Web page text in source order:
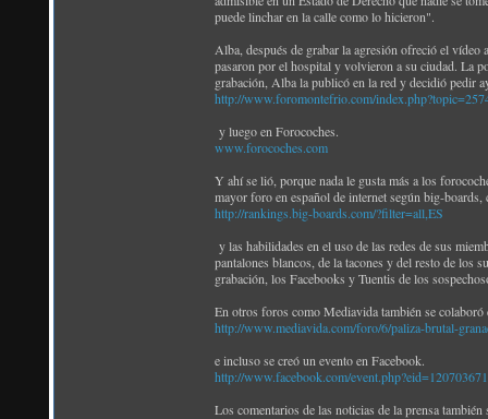
puede linchar en la calle como lo hicieron".
Alba, después de grabar la agresión ofreció el
pasaron por el hospital y volvieron a su ciudad. La
grabación, Alba la publicó en la red y decidió pedir
http://www.foromontefrio.com/
y luego en Forocoches.
www.forocoches.com
Y ahí se lió, porque nada le gusta más a los
mayor foro en español de internet según big-
http://rankings.big-boards.com/?filter=all,ES
y las habilidades en el uso de las redes de sus
pantalones blancos, de la tacones y del resto de los
grabación, los Facebooks y Tuentis de los
En otros foros como Mediavida también se colaboró
http://www.mediavida.com/foro/6/paliza-brutal-
e incluso se creó un evento en Facebook.
http://www.facebook.com/
Los comentarios de las noticias de la prensa